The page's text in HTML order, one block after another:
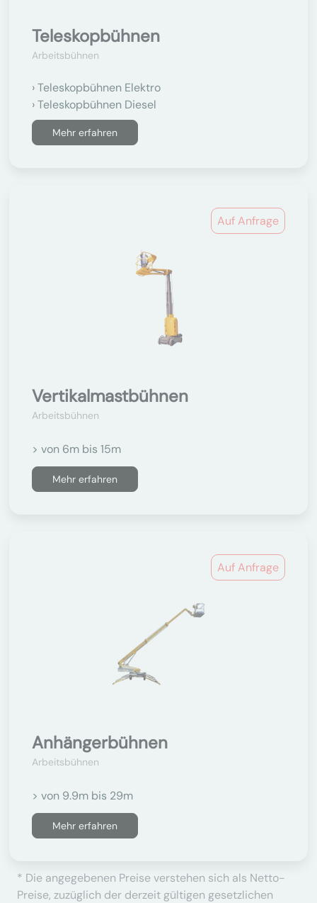
Teleskopbühnen
Arbeitsbühnen
Teleskopbühnen Elektro
Teleskopbühnen Diesel
Mehr erfahren
Auf Anfrage
Vertikalmastbühnen
Arbeitsbühnen
> von 6m bis 15m
Mehr erfahren
Auf Anfrage
Anhängerbühnen
Arbeitsbühnen
> von 9.9m bis 29m
Mehr erfahren
* Die angegebenen Preise verstehen sich als Netto-
Preise, zuzüglich der derzeit gültigen gesetzlichen